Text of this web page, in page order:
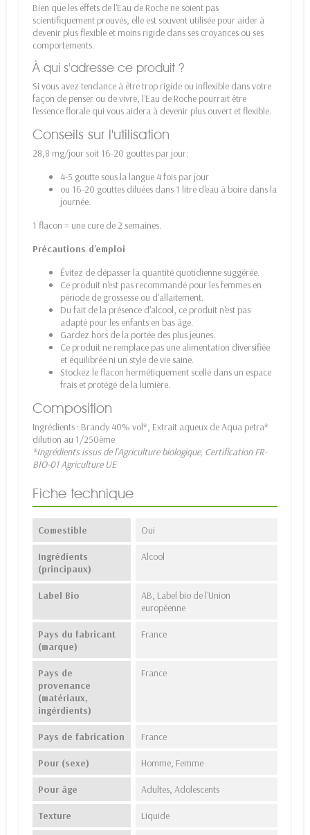
Bien que les effets de l'Eau de Roche ne soient pas
scientifiquement prouvés, elle est souvent utilisée pour aider à
devenir plus flexible et moins rigide dans ses croyances ou ses
comportements.
À qui s'adresse ce produit ?
Si vous avez tendance à être trop rigide ou inflexible dans votre
façon de penser ou de vivre, l'Eau de Roche pourrait être
l'essence florale qui vous aidera à devenir plus ouvert et flexible.
Conseils sur l'utilisation
28,8 mg/jour soit 16-20 gouttes par jour:
4-5 goutte sous la langue 4 fois par jour
ou 16-20 gouttes diluées dans 1 litre d'eau à boire dans la
journée.
1 flacon = une cure de 2 semaines.
Précautions d'emploi
Évitez de dépasser la quantité quotidienne suggérée.
Ce produit n'est pas recommandé pour les femmes en
période de grossesse ou d'allaitement.
Du fait de la présence d'alcool, ce produit n'est pas
adapté pour les enfants en bas âge.
Gardez hors de la portée des plus jeunes.
Ce produit ne remplace pas une alimentation diversifiée
et équilibrée ni un style de vie saine.
Stockez le flacon hermétiquement scellé dans un espace
frais et protégé de la lumière.
Composition
Ingrédients : Brandy 40% vol*, Extrait aqueux de Aqua petra*
dilution au 1/250ème
*Ingrédients issus de l’Agriculture biologique, Certification FR-
BIO-01 Agriculture UE
Fiche technique
Comestible Oui
Ingrédients
(principaux)
Alcool
Label Bio
AB, Label bio de l'Union
européenne
Pays du fabricant
(marque)
France
Pays de
provenance
(matériaux,
ingérdients)
France
Pays de fabrication France
Pour (sexe) Homme, Femme
Pour âge Adultes, Adolescents
Texture Liquide